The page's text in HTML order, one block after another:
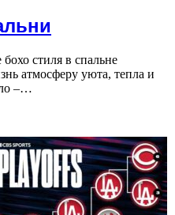
стиля в спальне
атмосферу уюта, тепла и
–…